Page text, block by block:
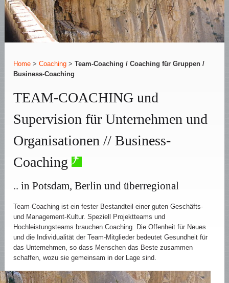
Home >Coaching >Team-Coaching / Coaching für Gruppen /
Business-Coaching
TEAM-COACHING und
Supervision für Unternehmen und
Organisationen // Business-
Coaching
.. in Potsdam, Berlin und überregional
Team-Coaching ist ein fester Bestandteil einer guten Geschäfts-
und Management-Kultur. Speziell Projektteams und
Hochleistungsteams brauchen Coaching. Die Offenheit für Neues
und die Individualität der Team-Mitglieder bedeutet Gesundheit für
das Unternehmen, so dass Menschen das Beste zusammen
schaffen, wozu sie gemeinsam in der Lage sind.